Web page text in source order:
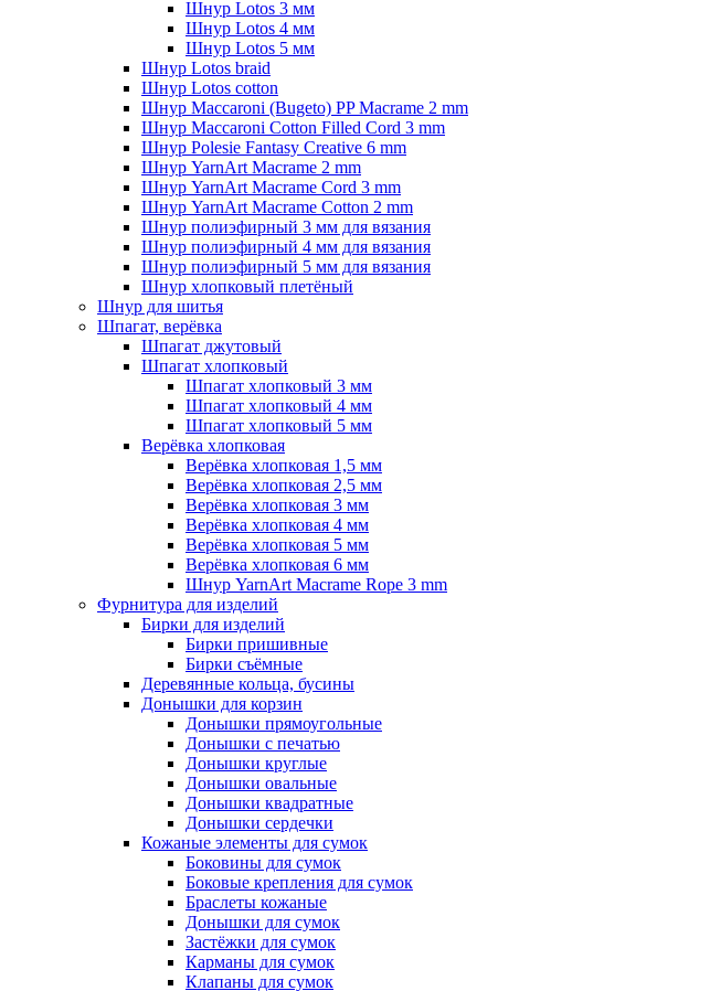
Шнур Lotos 3 мм
Шнур Lotos 4 мм
Шнур Lotos 5 мм
Шнур Lotos braid
Шнур Lotos cotton
Шнур Maccaroni (Bugeto) PP Macrame 2 mm
Шнур Maccaroni Cotton Filled Cord 3 mm
Шнур Polesie Fantasy Creative 6 mm
Шнур YarnArt Macrame 2 mm
Шнур YarnArt Macrame Cord 3 mm
Шнур YarnArt Macrame Cotton 2 mm
Шнур полиэфирный 3 мм для вязания
Шнур полиэфирный 4 мм для вязания
Шнур полиэфирный 5 мм для вязания
Шнур хлопковый плетёный
Шнур для шитья
Шпагат, верёвка
Шпагат джутовый
Шпагат хлопковый
Шпагат хлопковый 3 мм
Шпагат хлопковый 4 мм
Шпагат хлопковый 5 мм
Верёвка хлопковая
Верёвка хлопковая 1,5 мм
Верёвка хлопковая 2,5 мм
Верёвка хлопковая 3 мм
Верёвка хлопковая 4 мм
Верёвка хлопковая 5 мм
Верёвка хлопковая 6 мм
Шнур YarnArt Macrame Rope 3 mm
Фурнитура для изделий
Бирки для изделий
Бирки пришивные
Бирки съёмные
Деревянные кольца, бусины
Донышки для корзин
Донышки прямоугольные
Донышки с печатью
Донышки круглые
Донышки овальные
Донышки квадратные
Донышки сердечки
Кожаные элементы для сумок
Боковины для сумок
Боковые крепления для сумок
Браслеты кожаные
Донышки для сумок
Застёжки для сумок
Карманы для сумок
Клапаны для сумок